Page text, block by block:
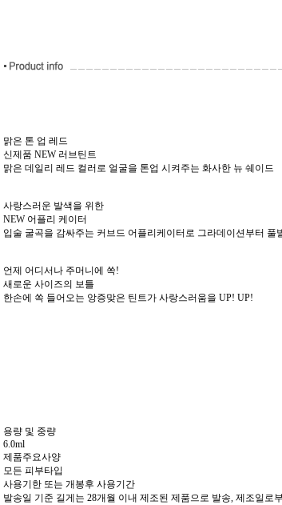
맑은 톤 업 레드
신제품 NEW 러브틴트
맑은 데일리 레드 컬러로 얼굴을 톤업 시켜주는 화사한 뉴 쉐이드
사랑스러운 발색을 위한
NEW 어플리 케이터
입술 굴곡을 감싸주는 커브드 어플리케이터로 그라데이션부터 풀
언제 어디서나 주머니에 쏙!
새로운 사이즈의 보틀
한손에 쏙 들어오는 앙증맞은 틴트가 사랑스러움을 UP! UP!
용량 및 중량
6.0ml
제품주요사양
모든 피부타입
사용기한 또는 개봉후 사용기간
발송일 기준 길게는 28개월 이내 제조된 제품으로 발송, 제조일로